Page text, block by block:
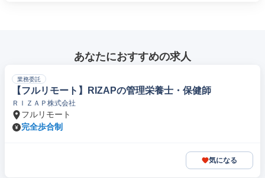
あなたにおすすめの求人
業務委託
【フルリモート】RIZAPの管理栄養士・保健師
ＲＩＺＡＰ株式会社
フルリモート
完全歩合制
気になる